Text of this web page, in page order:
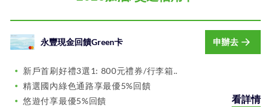
永豐現金回饋Green卡 申辦去
新戶首刷好禮3選1: 800元禮券/行李箱..
精選國內綠色通路享最優5%回饋
悠遊付享最優5%回饋
看詳情